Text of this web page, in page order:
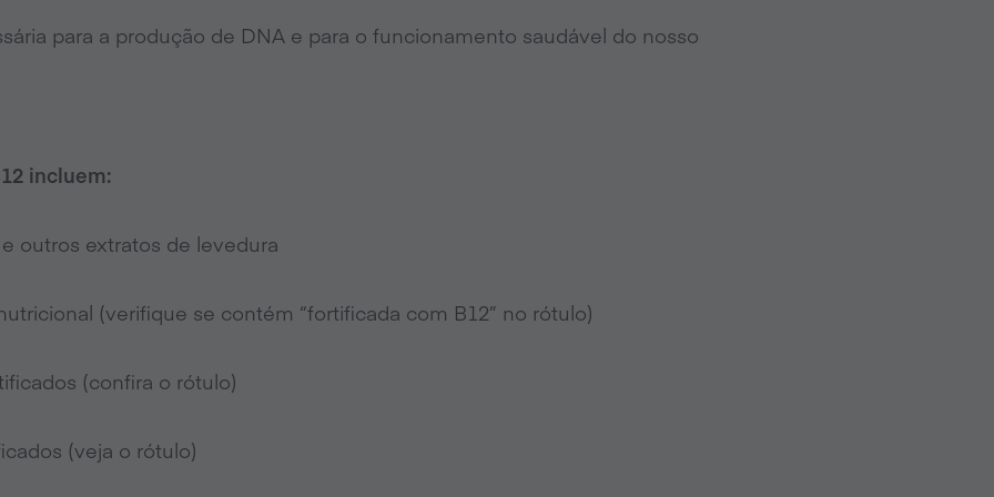
para a produção de DNA e para o funcionamento saudável do nosso
incluem:
outros extratos de levedura
(verifique se contém “fortificada com B12” no rótulo)
(confira o rótulo)
(veja o rótulo)